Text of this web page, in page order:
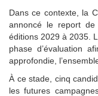
Dans ce contexte, la
annoncé le report
éditions 2029 à 2035.
phase d’évaluation
approfondie,
À ce stade, cinq
les futures